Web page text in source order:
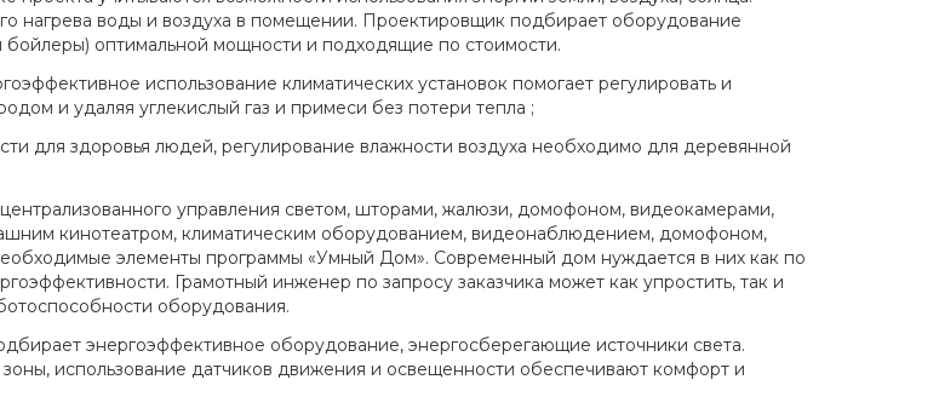
нагрева воды и воздуха в помещении. Проектировщик подбирает оборудование
оптимальной мощности и подходящие по стоимости.
использование климатических установок помогает регулировать и
и удаляя углекислый газ и примеси без потери тепла ;
для здоровья людей, регулирование влажности воздуха необходимо для деревянной
управления светом, шторами, жалюзи, домофоном, видеокамерами,
кинотеатром, климатическим оборудованием, видеонаблюдением, домофоном,
элементы программы «Умный Дом». Современный дом нуждается в них как по
Грамотный инженер по запросу заказчика может как упростить, так и
оборудования.
энергоэффективное оборудование, энергосберегающие источники света.
использование датчиков движения и освещенности обеспечивают комфорт и